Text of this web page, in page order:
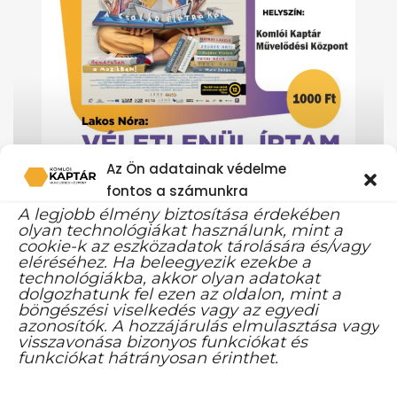
Az Ön adatainak védelme
fontos a számunkra
A legjobb élmény biztosítása érdekében
olyan technológiákat használunk, mint a
cookie-k az eszközadatok tárolására és/vagy
eléréséhez. Ha beleegyezik ezekbe a
technológiákba, akkor olyan adatokat
dolgozhatunk fel ezen az oldalon, mint a
böngészési viselkedés vagy az egyedi
azonosítók. A hozzájárulás elmulasztása vagy
visszavonása bizonyos funkciókat és
funkciókat hátrányosan érinthet.
Moziklub: Véletlenűl írtam egy könyvet